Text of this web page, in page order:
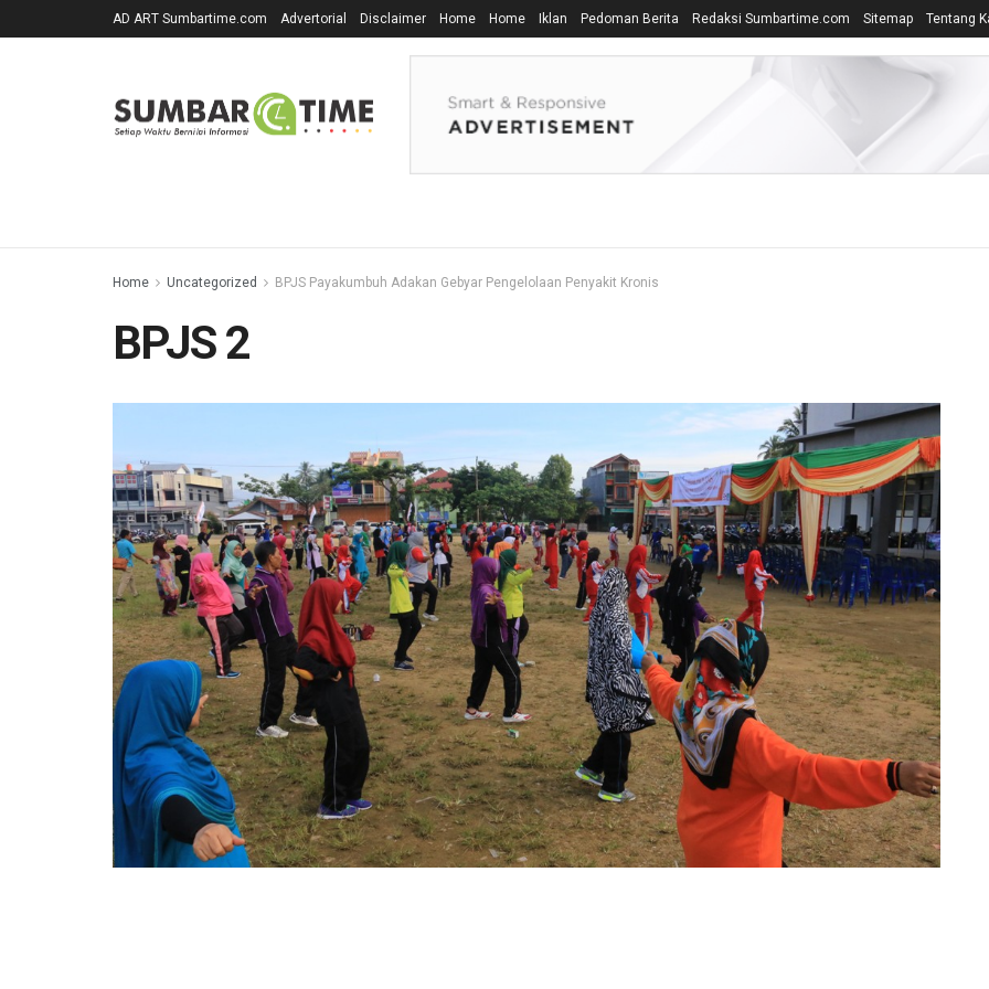
AD ART Sumbartime.com Advertorial Disclaimer Home Home Iklan Pedoman Berita Redaksi Sumbartime.com Sitemap Tentang
Home Uncategorized BPJS Payakumbuh Adakan Gebyar Pengelolaan Penyakit Kronis
BPJS 2